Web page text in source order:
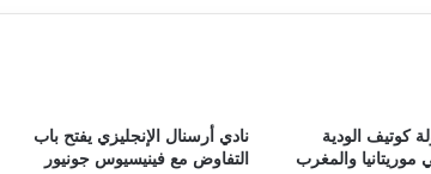
كوتيف الودية
موريتانيا والمغرب
نادي أرسنال الإنجليزي يفتح باب
التفاوض مع فينيسيوس جونيور